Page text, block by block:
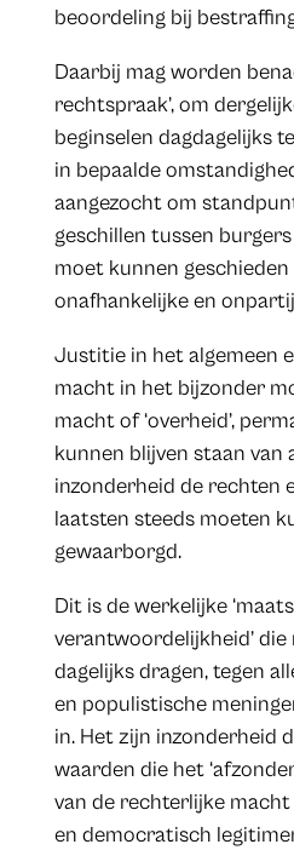
beoordeling bij
Daarbij mag worden
rechtspraak’, om
beginselen dagdagelijks
in bepaalde
aangezocht om
geschillen tussen
moet kunnen geschieden
onafhankelijke en
Justitie in het algemeen
macht in het bijzonder
macht of ‘overheid’,
kunnen blijven staan van
inzonderheid de rechten
laatsten steeds moeten
gewaarborgd.
Dit is de werkelijke
verantwoordelijkheid’
dagelijks dragen, tegen
en populistische
in. Het zijn inzonderheid
waarden die het
van de rechterlijke
en democratisch